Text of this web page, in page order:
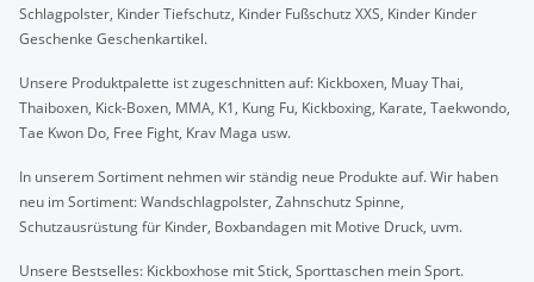
Schlagpolster, Kinder Tiefschutz, Kinder Fußschutz XXS, Kinder Kinder
Geschenke Geschenkartikel.
Unsere Produktpalette ist zugeschnitten auf: Kickboxen, Muay Thai,
Thaiboxen, Kick-Boxen, MMA, K1, Kung Fu, Kickboxing, Karate, Taekwondo,
Tae Kwon Do, Free Fight, Krav Maga usw.
In unserem Sortiment nehmen wir ständig neue Produkte auf. Wir haben
neu im Sortiment: Wandschlagpolster, Zahnschutz Spinne,
Schutzausrüstung für Kinder, Boxbandagen mit Motive Druck, uvm.
Unsere Bestselles: Kickboxhose mit Stick, Sporttaschen mein Sport.